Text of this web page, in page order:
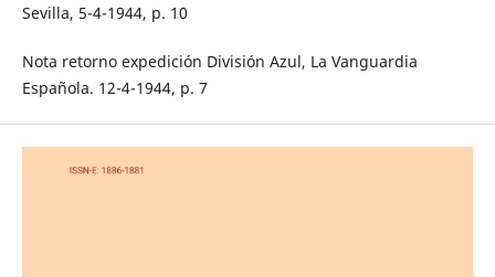
Sevilla, 5-4-1944, p. 10
Nota retorno expedición División Azul, La Vanguardia
Española. 12-4-1944, p. 7